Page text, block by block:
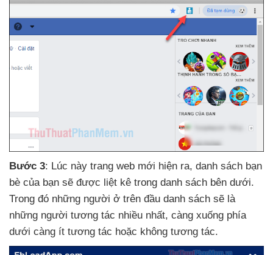
Bước 3: Lúc này trang web mới hiện ra, danh sách bạn
bè của bạn sẽ được liệt kê trong danh sách bên dưới.
Trong đó những người ở trên đầu danh sách sẽ là
những người tương tác nhiều nhất, càng xuống phía
dưới càng ít tương tác hoặc không tương tác.